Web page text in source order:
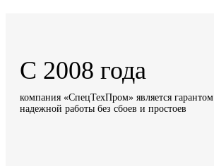
С 2008 года
компания «СпецТехПром» является гарантом
надежной работы без сбоев и простоев